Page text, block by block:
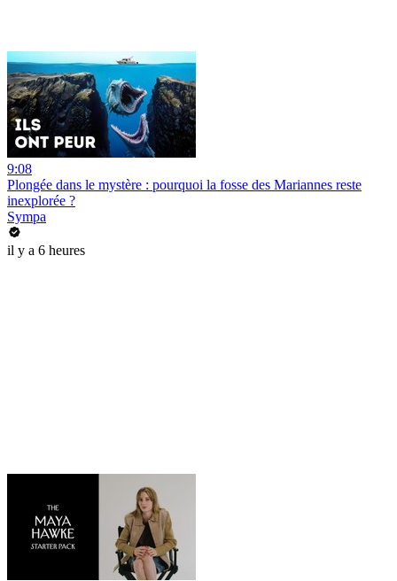
9:08
Plongée dans le mystère : pourquoi la fosse des Mariannes reste
inexplorée ?
Sympa
il y a 6 heures